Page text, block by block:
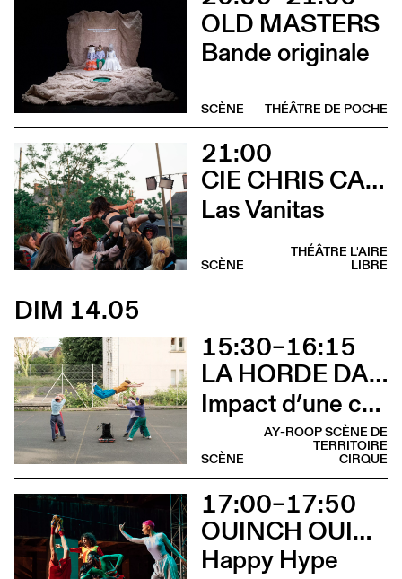
OLD MASTERS
Bande originale
THÉÂTRE DE POCHE
SCÈNE
21:00
CIE CHRIS CADILLAC / MARION DUVAL & FLORIAN LEDUC
Las Vanitas
THÉÂTRE L'AIRE
LIBRE
SCÈNE
DIM 14.05
15:30–16:15
LA HORDE DANS LES PAVÉS
Impact d’une course [Cleunay]
AY-ROOP SCÈNE DE
TERRITOIRE
CIRQUE
SCÈNE
17:00–17:50
OUINCH OUINCH
Happy Hype